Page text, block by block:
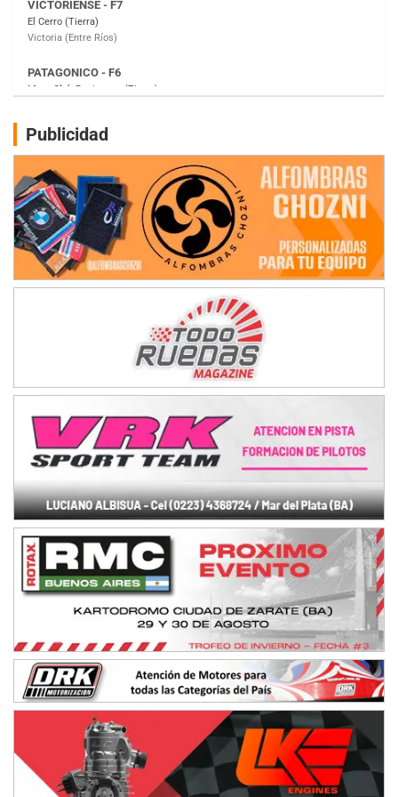
Moto Club Reginense (Tierra)
Gral. E. Godoy (Río Negro)
Juventud Unida (Tierra)
Humboldt (Santa Fe)
Ciudad de Avellaneda (Asfalto)
Avellaneda (Santa Fe)
SUR SANTAFESINO - F4
José Samuel Sánchez (Tierra)
Rufino (Santa Fe)
TUCUMANO - F5
Juan Navarro (Asfalto)
El Timbó (Tucumán)
COBERTURA ESPECIAL DE E-KART.COM.AR
Ramiro Tot (Asfalto)
KDO - F6
Ciudad de Trenque Lauquen (Asfalto)
ENTRERRIANO - F6 (POSTERGADA)
Parque de la Velocidad (Asfalto)
Villaguay (Entre Ríos)
VICTORIENSE - F7
El Cerro (Tierra)
Victoria (Entre Ríos)
PATAGONICO - F6
Moto Club Reginense (Tierra)
Gral. E. Godoy (Río Negro)
CSK - F7
Juventud Unida (Tierra)
Humboldt (Santa Fe)
NORESTE SANTAFESINO - F6
Publicidad